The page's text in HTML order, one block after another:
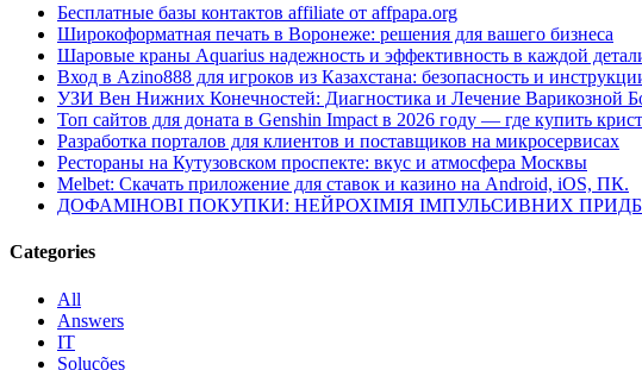
Бесплатные базы контактов affiliate от affpapa.org
Широкоформатная печать в Воронеже: решения для вашего бизнеса
Шаровые краны Aquarius надежность и эффективность в каждой
Вход в Azino888 для игроков из Казахстана: безопасность и
УЗИ Вен Нижних Конечностей: Диагностика и Лечение Варикозной
Топ сайтов для доната в Genshin Impact в 2026 году — где купить
Разработка порталов для клиентов и поставщиков на микросервисах
Рестораны на Кутузовском проспекте: вкус и атмосфера Москвы
Melbet: Скачать приложение для ставок и казино на Android, iOS, ПК.
ДОФАМІНОВІ ПОКУПКИ: НЕЙРОХІМІЯ ІМПУЛЬСИВНИХ
Categories
All
Answers
IT
Soluções